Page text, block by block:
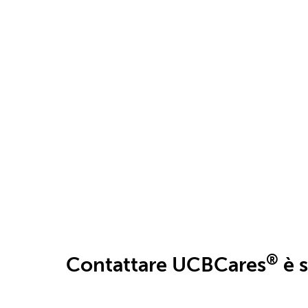
Contattare UCBCares® è